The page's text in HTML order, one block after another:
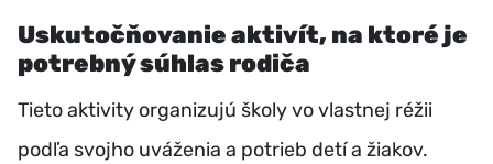
Uskutočňovanie aktivít, na ktoré je
potrebný súhlas rodiča
Tieto aktivity organizujú školy vo vlastnej réžii
podľa svojho uváženia a potrieb detí a žiakov.